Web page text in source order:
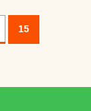
15